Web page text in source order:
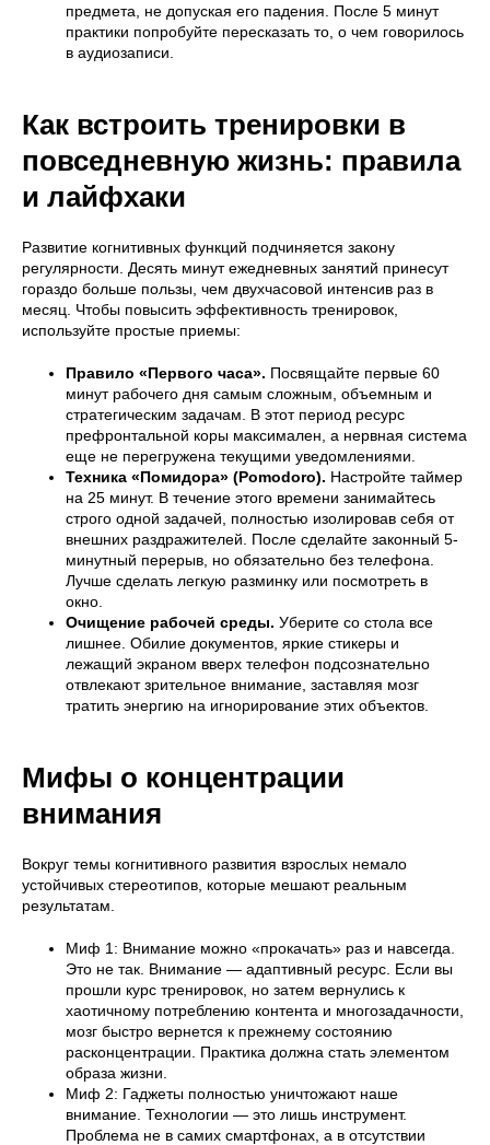
предмета, не допуская его падения. После 5 минут
практики попробуйте пересказать то, о чем говорилось
в аудиозаписи.
Как встроить тренировки в
повседневную жизнь: правила
и лайфхаки
Развитие когнитивных функций подчиняется закону
регулярности. Десять минут ежедневных занятий принесут
гораздо больше пользы, чем двухчасовой интенсив раз в
месяц. Чтобы повысить эффективность тренировок,
используйте простые приемы:
Правило «Первого часа». Посвящайте первые 60
минут рабочего дня самым сложным, объемным и
стратегическим задачам. В этот период ресурс
префронтальной коры максимален, а нервная система
еще не перегружена текущими уведомлениями.
Техника «Помидора» (Pomodoro). Настройте таймер
на 25 минут. В течение этого времени занимайтесь
строго одной задачей, полностью изолировав себя от
внешних раздражителей. После сделайте законный 5-
минутный перерыв, но обязательно без телефона.
Лучше сделать легкую разминку или посмотреть в
окно.
Очищение рабочей среды. Уберите со стола все
лишнее. Обилие документов, яркие стикеры и
лежащий экраном вверх телефон подсознательно
отвлекают зрительное внимание, заставляя мозг
тратить энергию на игнорирование этих объектов.
Мифы о концентрации
внимания
Вокруг темы когнитивного развития взрослых немало
устойчивых стереотипов, которые мешают реальным
результатам.
Миф 1: Внимание можно «прокачать» раз и навсегда.
Это не так. Внимание — адаптивный ресурс. Если вы
прошли курс тренировок, но затем вернулись к
хаотичному потреблению контента и многозадачности,
мозг быстро вернется к прежнему состоянию
расконцентрации. Практика должна стать элементом
образа жизни.
Миф 2: Гаджеты полностью уничтожают наше
внимание. Технологии — это лишь инструмент.
Проблема не в самих смартфонах, а в отсутствии